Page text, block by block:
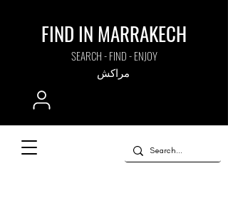
FIND IN MARRAKECH
SEARCH - FIND - ENJOY
مراكش